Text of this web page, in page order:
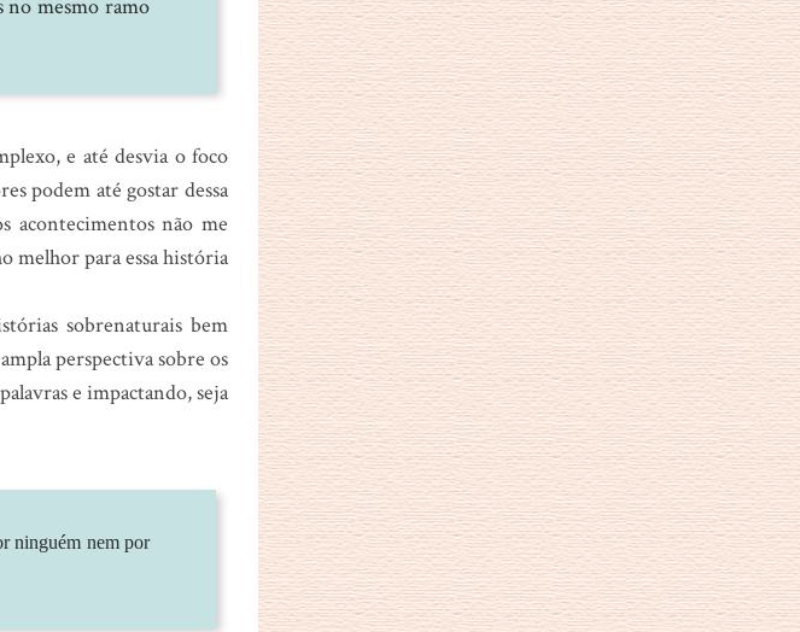
no mesmo ramo
e até desvia o foco
podem até gostar dessa
acontecimentos não me
melhor para essa história
sobrenaturais bem
perspectiva sobre os
e impactando, seja
ninguém nem por